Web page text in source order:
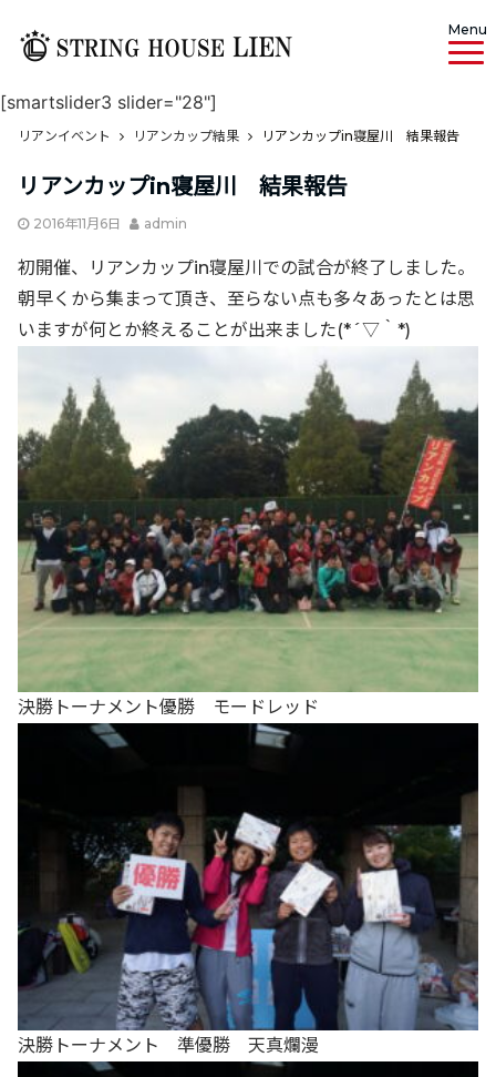
Menu
[smartslider3 slider="28"]
リアンイベント リアンカップ結果 リアンカップin寝屋川 結果報告
リアンカップin寝屋川 結果報告
2016年11月6日 admin
初開催、リアンカップin寝屋川での試合が終了しました。
朝早くから集まって頂き、至らない点も多々あったとは思
いますが何とか終えることが出来ました(*´▽｀*)
決勝トーナメント優勝 モードレッド
決勝トーナメント 準優勝 天真爛漫